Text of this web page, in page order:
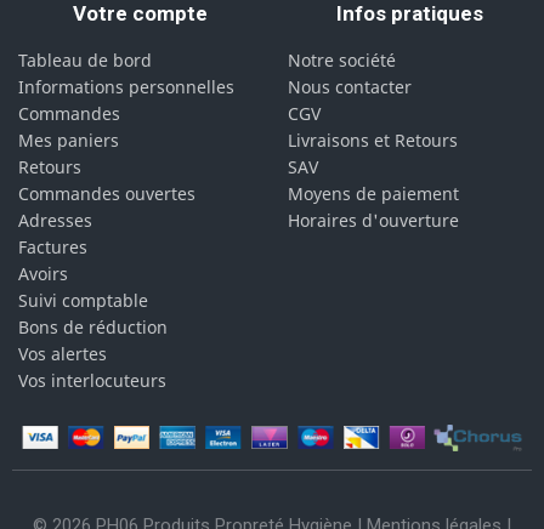
Votre compte
Tableau de bord
Informations personnelles
Commandes
Mes paniers
Retours
Commandes ouvertes
Adresses
Factures
Avoirs
Suivi comptable
Bons de réduction
Vos alertes
Vos interlocuteurs
Infos pratiques
Notre société
Nous contacter
CGV
Livraisons et Retours
SAV
Moyens de paiement
Horaires d'ouverture